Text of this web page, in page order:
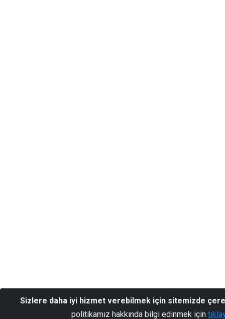
Sizlere daha iyi hizmet verebilmek için sitemizde
politikamız hakkında bilgi edinmek için